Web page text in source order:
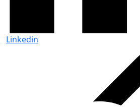
Linkedin